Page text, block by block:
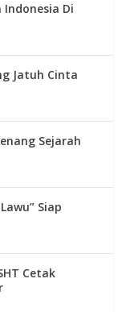
Indonesia Di
Jatuh Cinta
Sejarah
Siap
Cetak